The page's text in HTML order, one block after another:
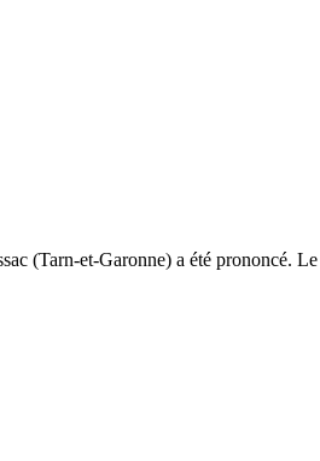
et-Garonne) a été prononcé.